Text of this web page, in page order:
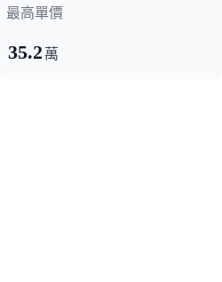
最高單價
35.2 萬